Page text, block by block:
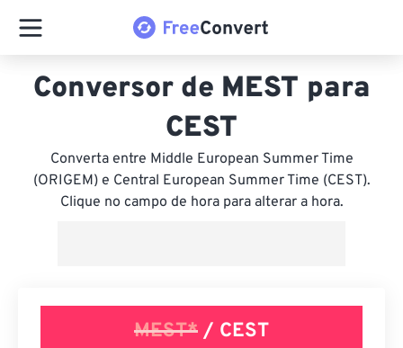
Conversor de MEST para
CEST
Converta entre Middle European Summer Time
(ORIGEM) e Central European Summer Time (CEST).
Clique no campo de hora para alterar a hora.
MEST* / CEST